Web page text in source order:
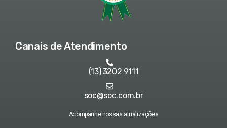
Canais de Atendimento
(13) 3202 9111
soc@soc.com.br
Acompanhe nossas atualizações